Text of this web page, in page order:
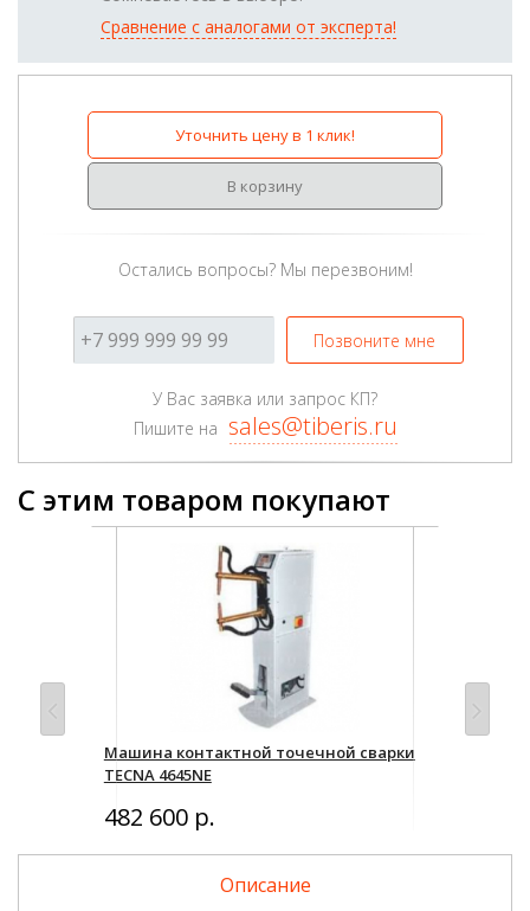
Сравнение с аналогами от эксперта!
Уточнить цену в 1 клик!
В корзину
Остались вопросы? Мы перезвоним!
Позвоните мне
У Вас заявка или запрос КП?
Пишите на sales@tiberis.ru
С этим товаром покупают
Машина контактной точечной сварки
TECNA 4645NE
482 600 р.
Описание